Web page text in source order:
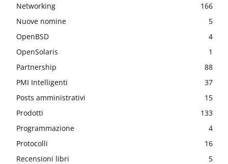
Networking
166
Nuove nomine
5
OpenBSD
4
OpenSolaris
1
Partnership
88
PMI Intelligenti
37
Posts amministrativi
15
Prodotti
133
Programmazione
4
Protocolli
16
Recensioni libri
5